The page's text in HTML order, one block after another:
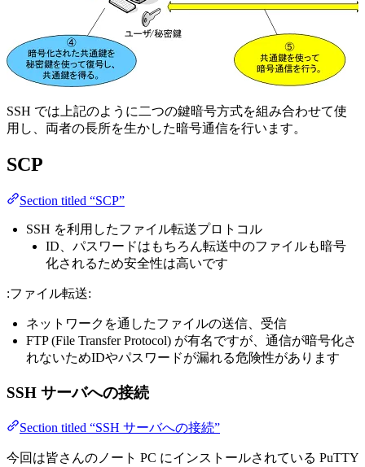
SSH では上記のように二つの鍵暗号方式を組み合わせて使
用し、両者の長所を生かした暗号通信を行います。
SCP
Section titled “SCP”
SSH を利用したファイル転送プロトコル
ID、パスワードはもちろん転送中のファイルも暗号
化されるため安全性は高いです
:ファイル転送:
ネットワークを通したファイルの送信、受信
FTP (File Transfer Protocol) が有名ですが、通信が暗号化さ
れないためIDやパスワードが漏れる危険性があります
SSH サーバへの接続
Section titled “SSH サーバへの接続”
今回は皆さんのノート PC にインストールされている PuTTY